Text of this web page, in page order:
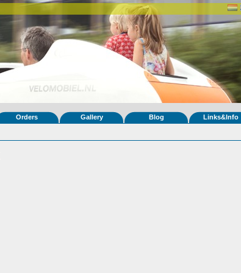
Orders Gallery Blog Links&Info